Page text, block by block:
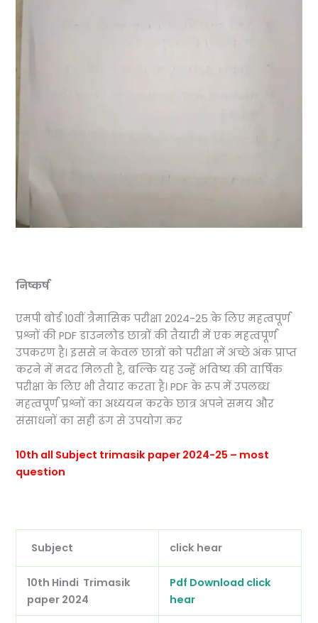
निष्कर्ष
एमपी बोर्ड 10वीं त्रैमासिक परीक्षा 2024-25 के लिए महत्वपूर्ण
प्रश्नों की PDF डाउनलोड छात्रों की तैयारी में एक महत्वपूर्ण
उपकरण है। इससे न केवल छात्रों को परीक्षा में अच्छे अंक प्राप्त
करने में मदद मिलती है, बल्कि यह उन्हें भविष्य की वार्षिक
परीक्षा के लिए भी तैयार करता है। PDF के रूप में उपलब्ध
महत्वपूर्ण प्रश्नों का अध्ययन करके छात्र अपने समय और
संसाधनों का सही ढंग से उपयोग कर
10th all Subject trimasik paper 2024-25 – most
question
Subject click hear
10th Hindi Trimasik
paper 2024
Pdf Download click
hear